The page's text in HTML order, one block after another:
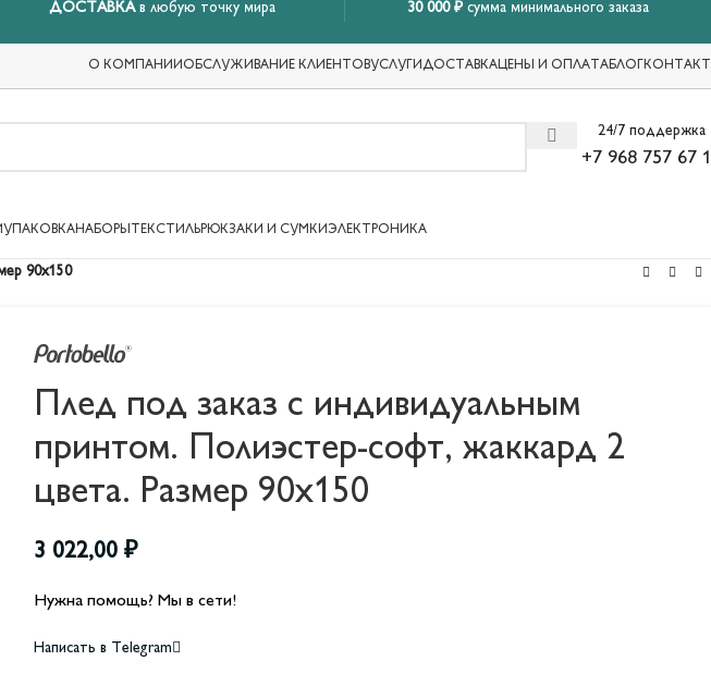
ДОСТАВКА в любую точку мира 30 000 ₽сумма минимального заказа
О КОМПАНИИ ОБСЛУЖИВАНИЕ КЛИЕНТОВУСЛУГИДОСТАВКАЦЕНЫ И ОПЛАТАБЛОГ
24/7 поддержка
+7 968 757 67
УПАКОВКАНАБОРЫ ТЕКСТИЛЬРЮКЗАКИ И СУМКИ ЭЛЕКТРОНИКА
90х150
Плед под заказ с индивидуальным
принтом. Полиэстер-софт, жаккард 2
цвета. Размер 90х150
3 022,00 ₽
Нужна помощь? Мы в сети!
Написать в Telegram